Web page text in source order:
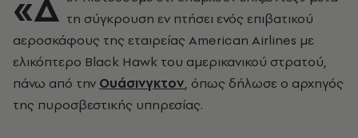
τη σύγκρουση εν πτήσει ενός επιβατικού
αεροσκάφους της εταιρείας American Airlines με
ελικόπτερο Black Hawk του αμερικανικού στρατού,
πάνω από την Ουάσινγκτον, όπως δήλωσε ο αρχηγός
της πυροσβεστικής υπηρεσίας.